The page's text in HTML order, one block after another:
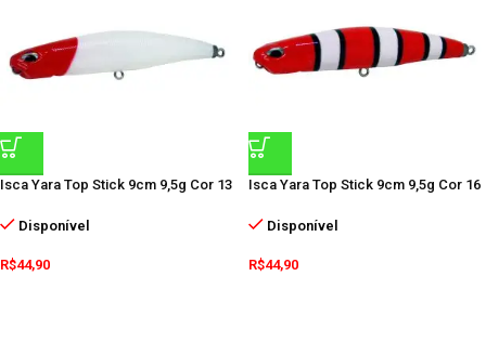
Isca Yara Top Stick 9cm 9,5g Cor 13
Disponível
R$44,90
Isca Yara Top Stick 9cm 9,5g Cor 16
Disponível
R$44,90